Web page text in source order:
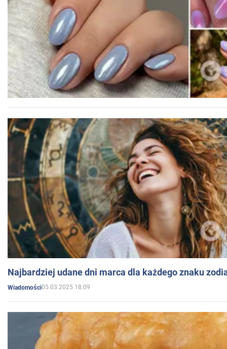
Najbardziej udane dni marca dla każdego znaku
Wiadomości05.03.2025 18:09